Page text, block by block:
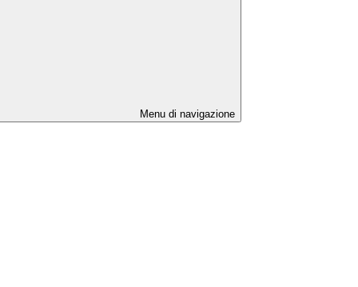
Menu di navigazione